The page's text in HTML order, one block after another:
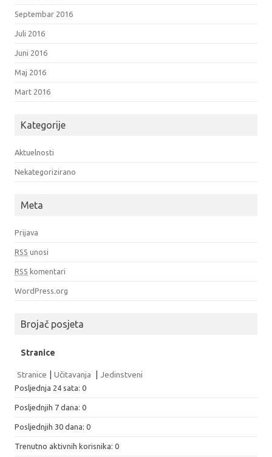
Septembar 2016
Juli 2016
Juni 2016
Maj 2016
Mart 2016
Kategorije
Aktuelnosti
Nekategorizirano
Meta
Prijava
RSS unosi
RSS komentari
WordPress.org
Brojač posjeta
Stranice
Stranice Učitavanja Jedinstveni
Posljednja 24 sata: 0
Posljednjih 7 dana: 0
Posljednjih 30 dana: 0
Trenutno aktivnih korisnika: 0